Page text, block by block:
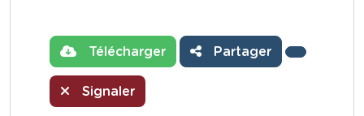
Télécharger Partager
Signaler